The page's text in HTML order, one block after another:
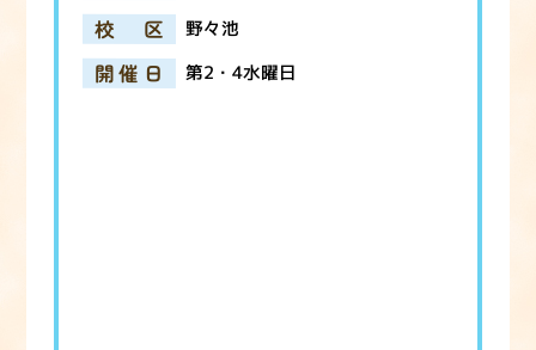
校区 野々池
開催日 第2・4水曜日